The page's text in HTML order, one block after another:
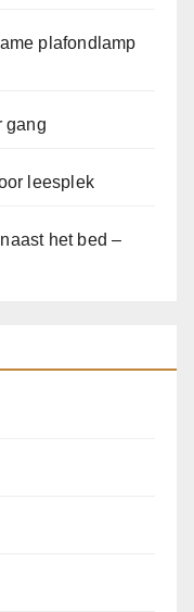
plafondlamp
gang
leesplek
het bed –